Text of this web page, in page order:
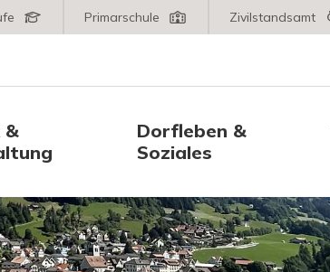
Primarschule Zivilstandsamt
&
Dorfleben &
Soziales